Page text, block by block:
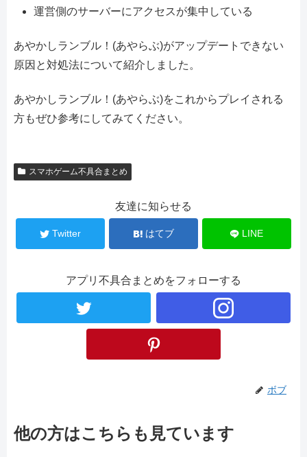
運営側のサーバーにアクセスが集中している
あやかしランブル！(あやらぶ)がアップデートできない
原因と対処法について紹介しました。
あやかしランブル！(あやらぶ)をこれからプレイされる
方もぜひ参考にしてみてください。
スマホゲーム不具合まとめ
友達に知らせる
Twitter はてブ LINE
アプリ不具合まとめをフォローする
ボブ
他の方はこちらも見ています